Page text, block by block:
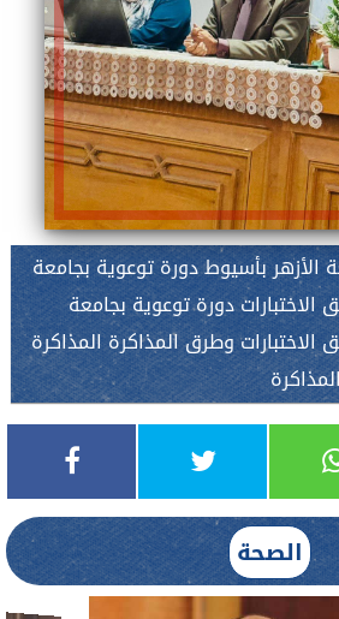
الأزهر بأسيوط دورة توعوية بجامعة
دورة توعوية بجامعة
وطرق المذاكرة المذاكرة
الصحة